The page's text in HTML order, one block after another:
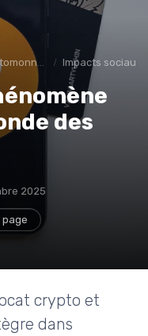
Impacts sociaux
des
2025
crypto et
dans